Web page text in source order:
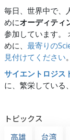
毎日、世界中で、
めにオーディティ
参加しています。
めに、 最寄りの
見付けてください。
サイエントロジス
に、繁栄している
トピックス
高雄
台湾